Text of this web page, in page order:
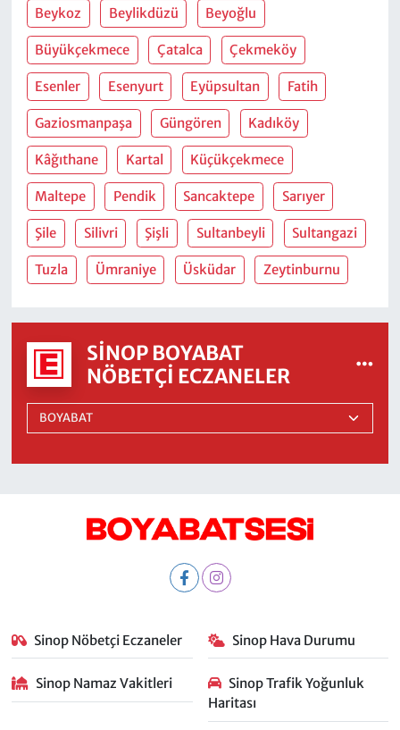
Beykoz Beylikdüzü Beyoğlu
Büyükçekmece Çatalca Çekmeköy
Esenler Esenyurt Eyüpsultan Fatih
Gaziosmanpaşa Güngören Kadıköy
Kâğıthane Kartal Küçükçekmece
Maltepe Pendik Sancaktepe Sarıyer
Şile Silivri Şişli Sultanbeyli Sultangazi
Tuzla Ümraniye Üsküdar Zeytinburnu
SINOP BOYABAT
NÖBETÇI ECZANELER
Sinop Nöbetçi Eczaneler Sinop Hava Durumu
Sinop Namaz Vakitleri
Sinop Trafik Yoğunluk
Haritası